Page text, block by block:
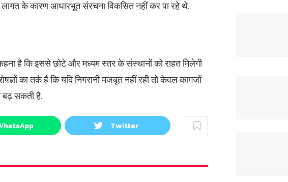
लागत के कारण आधारभूत संरचना विकसित नहीं कर पा रहे थे.
है कि इससे छोटे और मध्यम स्तर के संस्थानों को राहत मिलेगी
का तर्क है कि यदि निगरानी मजबूत नहीं रही तो केवल कागजों
बढ़ सकती है.
Twitter